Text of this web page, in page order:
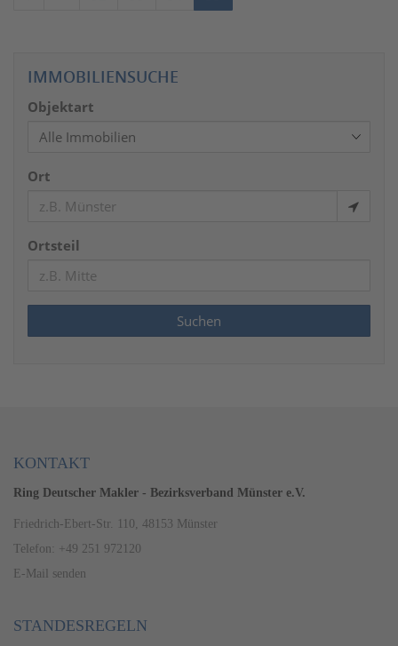
IMMOBILIENSUCHE
Objektart
Ort
Ortsteil
KONTAKT
Ring Deutscher Makler - Bezirksverband Münster e.V.
Friedrich-Ebert-Str. 110, 48153 Münster
Telefon: +49 251 972120
E-Mail senden
STANDESREGELN